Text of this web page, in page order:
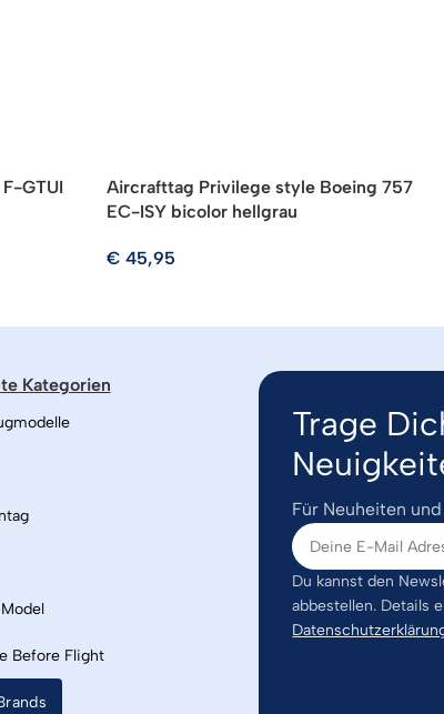
GTUI
Aircrafttag Privilege style Boeing 757
EC-ISY bicolor hellgrau
€ 45,95
Kategorien
Before Flight
Trage
Für Neuheiten
Du kannst den
abbestellen. Details